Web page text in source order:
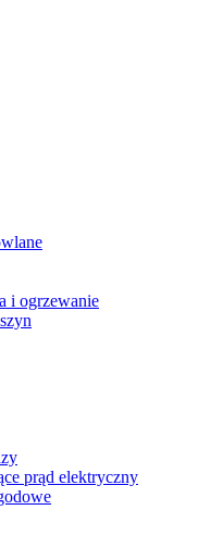
i ogrzewanie
prąd elektryczny